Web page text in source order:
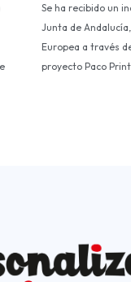
Se ha recibido un
Junta de
Europea a través
proyecto Paco